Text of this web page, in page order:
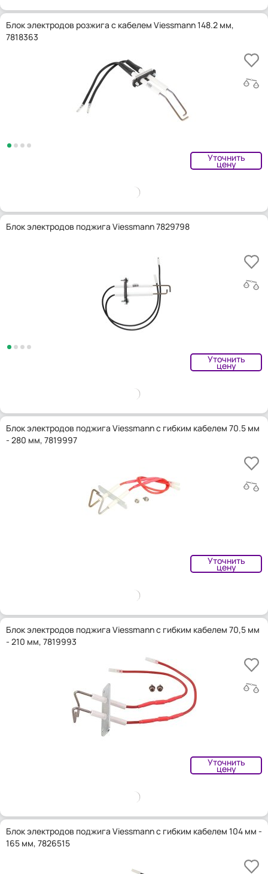
Блок электродов розжига с кабелем Viessmann 148.2 мм,
7818363
Уточнить
цену
Блок электродов поджига Viessmann 7829798
Уточнить
цену
Блок электродов поджига Viessmann с гибким кабелем 70.5 мм
- 280 мм, 7819997
Уточнить
цену
Блок электродов поджига Viessmann с гибким кабелем 70,5 мм
- 210 мм, 7819993
Уточнить
цену
Блок электродов поджига Viessmann с гибким кабелем 104 мм -
165 мм, 7826515